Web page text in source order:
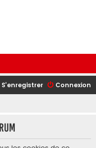
Connexion
S’enregistrer